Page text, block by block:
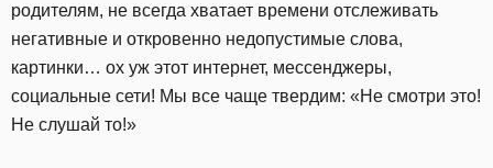
родителям, не всегда хватает времени отслеживать
негативные и откровенно недопустимые слова,
картинки… ох уж этот интернет, мессенджеры,
социальные сети! Мы все чаще твердим: «Не смотри это!
Не слушай то!»